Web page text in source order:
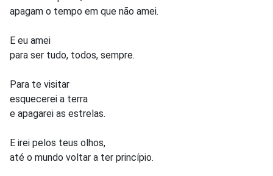
apagam o tempo em que não amei.
E eu amei
para ser tudo, todos, sempre.
Para te visitar
esquecerei a terra
e apagarei as estrelas.
E irei pelos teus olhos,
até o mundo voltar a ter princípio.